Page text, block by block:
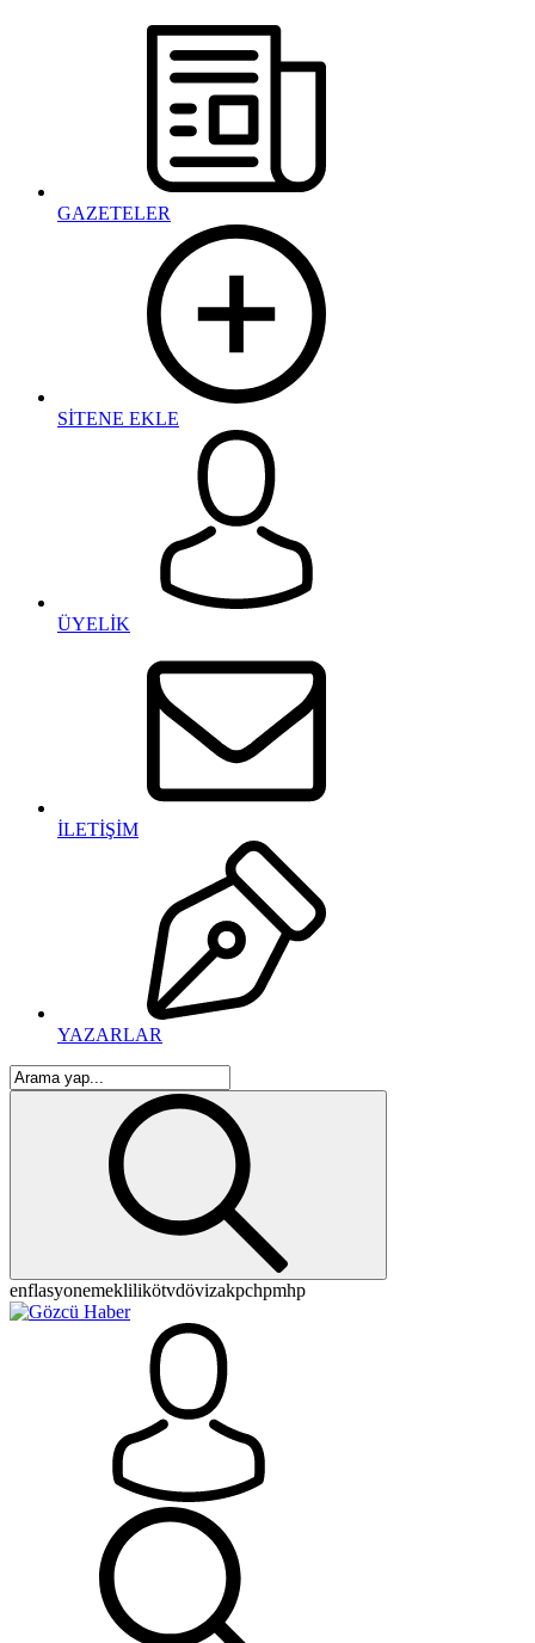
GAZETELER
SİTENE EKLE
ÜYELİK
İLETİŞİM
YAZARLAR
enflasyonemeklilikötvdövizakpchpmhp